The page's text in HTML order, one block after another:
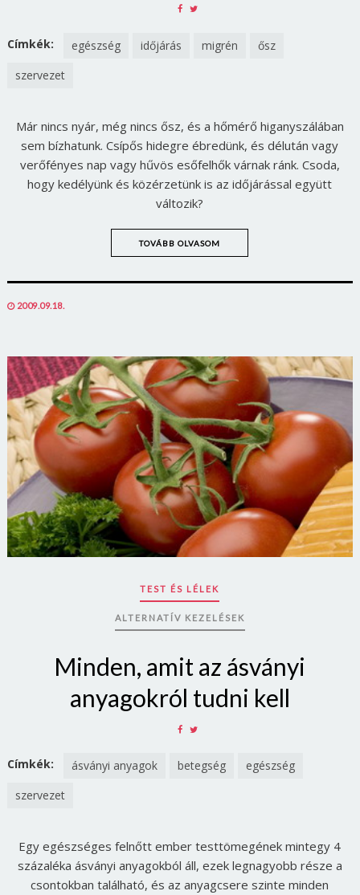
SHARE
FACEBOOK
TWITTER
Címkék: egészség időjárás migrén
ősz
szervezet
Már nincs nyár, még nincs ősz, és a hőmérő higanyszálában
sem bízhatunk. Csípős hidegre ébredünk, és délután vagy
verőfényes nap vagy hűvös esőfelhők várnak ránk. Csoda,
hogy kedélyünk és közérzetünk is az időjárással együtt
változik?
TOVÁBB OLVASOM
POSTED
2009.09.18.
TEST ÉS LÉLEK
ALTERNATÍV KEZELÉSEK
Minden, amit az ásványi
anyagokról tudni kell
SHARE
FACEBOOK
TWITTER
Címkék: ásványi anyagok betegség
egészség
szervezet
Egy egészséges felnőtt ember testtömegének mintegy 4
százaléka ásványi anyagokból áll, ezek legnagyobb része a
csontokban található, és az anyagcsere szinte minden
E-mail cím vagy felhasználónév